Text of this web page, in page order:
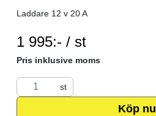
Laddare 12 v 20 A
1 995:- / stSEK per ST
Pris inklusive moms
st
Köp nu